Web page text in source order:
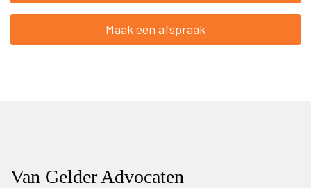
Maak een afspraak
Van Gelder Advocaten